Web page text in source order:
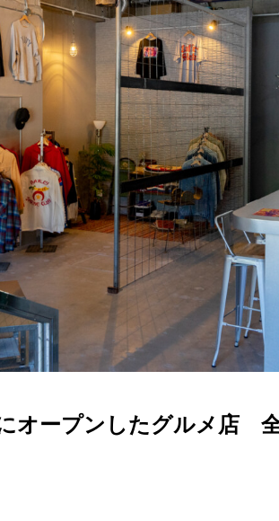
オープンしたグルメ店